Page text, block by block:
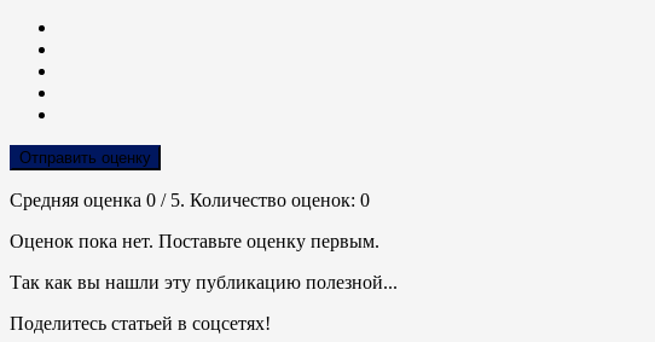
Отправить оценку
Средняя оценка 0 / 5. Количество оценок: 0
Оценок пока нет. Поставьте оценку первым.
Так как вы нашли эту публикацию полезной...
Поделитесь статьей в соцсетях!